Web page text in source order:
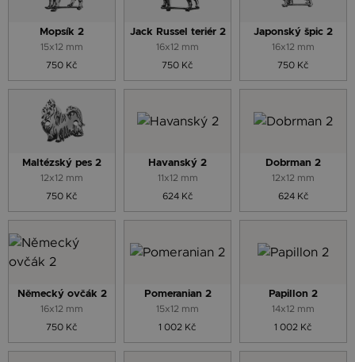
Mopsík 2
15x12 mm
750 Kč
Jack Russel teriér 2
16x12 mm
750 Kč
Japonský špic 2
16x12 mm
750 Kč
Maltézský pes 2
12x12 mm
750 Kč
Havanský 2
11x12 mm
624 Kč
Dobrman 2
12x12 mm
624 Kč
Německý ovčák 2
16x12 mm
750 Kč
Pomeranian 2
15x12 mm
1 002 Kč
Papillon 2
14x12 mm
1 002 Kč